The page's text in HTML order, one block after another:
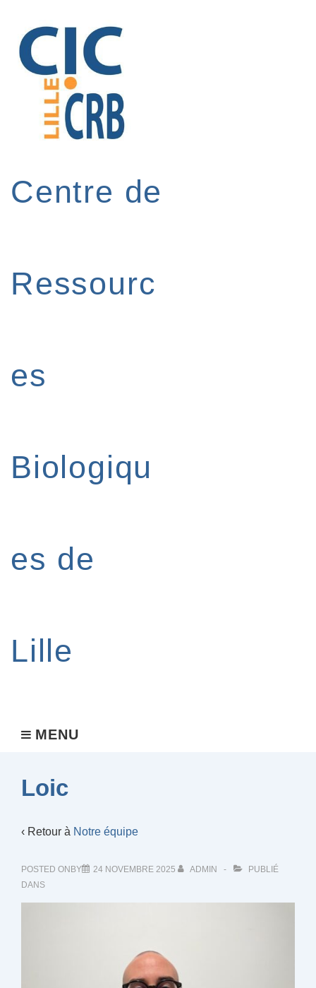
passer
contenu
Centre de
Ressourc
es
Biologiqu
es de
Lille
MENU
Loic
‹ Retour à Notre équipe
POSTED ONBY 24 NOVEMBRE 2025 ADMIN
PUBLIÉ
DANS